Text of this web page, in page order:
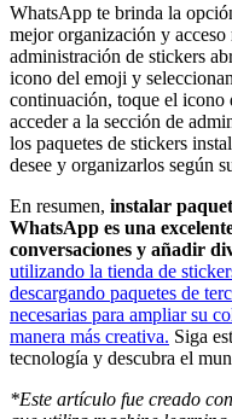
WhatsApp te brinda la
mejor organización y acceso
administración de stickers
icono del emoji y
continuación, toque el icono
acceder a la sección de
los paquetes de stickers
desee y organizarlos según
En resumen, instalar
WhatsApp es una
conversaciones y añadir
utilizando la tienda de
descargando paquetes de
necesarias para ampliar su
manera más creativa. Siga
tecnología y descubra el
*Este artículo fue creado